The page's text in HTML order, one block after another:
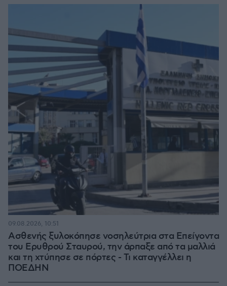
Ασθενής ξυλοκόπησε νοσηλεύτρια στα Επείγοντα
του Ερυθρού Σταυρού, την άρπαξε από τα μαλλιά
και τη χτύπησε σε πόρτες - Τι καταγγέλλει η
ΠΟΕΔΗΝ
09.08.2026, 10:51